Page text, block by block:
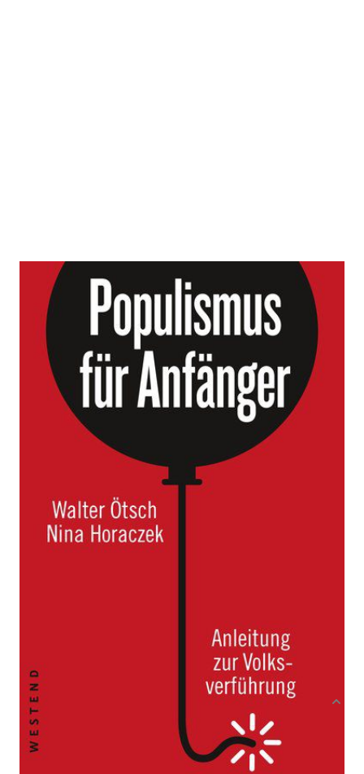
Populismus für Anfänger
Zur Wunschliste hinzufügen
Anleitung zur Volksverführung
Walter Ötsch
Buch
Klappenbroschur
Produktbeschreibung
Populismus für Anfänger
Die einfachen Denkmuster der Populisten und